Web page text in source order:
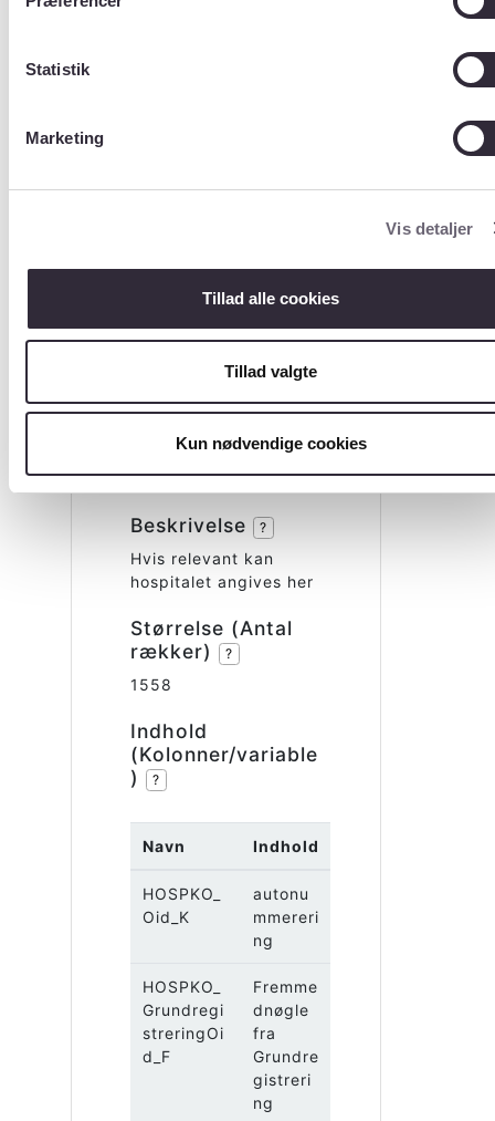
Statistik
Marketing
Vis detaljer
Tillad alle cookies
Tillad valgte
Kun nødvendige cookies
SmitteArb
Vurdering
Kommunekoder
Hospitals
koder
Beskrivelse ?
Hvis relevant kan
hospitalet angives her
Størrelse (Antal
rækker)
?
1558
Indhold
(Kolonner/variable
)
?
Navn Indhold
HOSPKO_
Oid_K
autonu
mmereri
ng
HOSPKO_
Grundregi
streringOi
d_F
Fremme
dnøgle
fra
Grundre
gistreri
ng